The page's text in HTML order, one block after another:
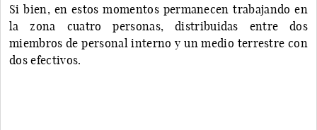
Si bien, en estos momentos permanecen trabajando en
la zona cuatro personas, distribuidas entre dos
miembros de personal interno y un medio terrestre con
dos efectivos.